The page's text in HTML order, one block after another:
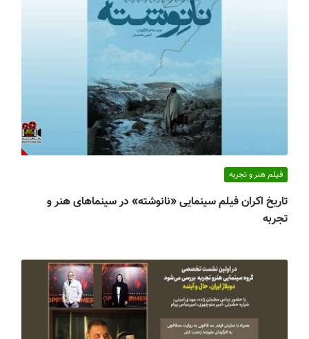
فیلم هنر و تجربه
تاریخ اکران فیلم سینمایی «نانوشته» در سینماهای هنر و
تجربه